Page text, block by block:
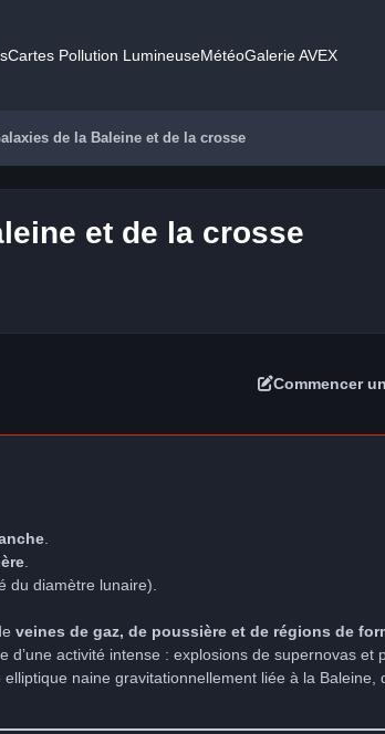
Cartes Pollution LumineuseMétéoGalerie AVEX
de la Baleine et de la crosse
et de la crosse
Commencer
du diamètre lunaire).
veines de gaz, de poussière et de régions de
d’une activité intense : explosions de supernovas et
elliptique naine gravitationnellement liée à la